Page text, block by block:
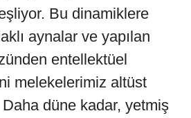
Bu dinamiklere
aynalar ve yapılan
entellektüel
melekelerimiz altüst
düne kadar, yetmiş